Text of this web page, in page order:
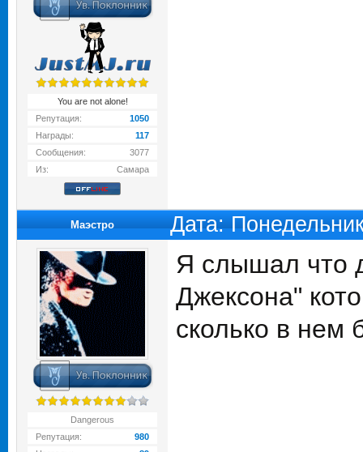
You are not alone!
Репутация:
1050
Награды:
117
Сообщения:
3077
Из:
Самара
Маэстро Дата:
Dangerous
Репутация:
980
Я слышал что
Джексона"
сколько в нем